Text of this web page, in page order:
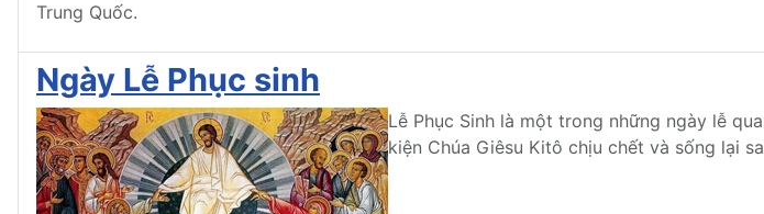
Trung Quốc.
Ngày Lễ Phục sinh
Lễ Phục Sinh là một trong những ngày lễ
kiện Chúa Giêsu Kitô chịu chết và sống lại